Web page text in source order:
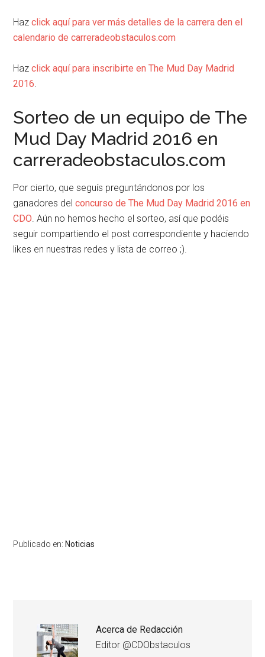
Hazclick aquí para ver más detalles de la carrera den el
calendario de carreradeobstaculos.com
Hazclick aquí para inscribirte en The Mud Day Madrid
2016.
Sorteo de un equipo de The
Mud Day Madrid 2016 en
carreradeobstaculos.com
Por cierto, que seguís preguntándonos por los
ganadores delconcurso de The Mud Day Madrid 2016 en
CDO. Aún no hemos hecho el sorteo, así que podéis
seguir compartiendo el post correspondiente y haciendo
likes en nuestras redes y lista de correo ;).
Publicado en: Noticias
Acerca de Redacción
Editor @CDObstaculos